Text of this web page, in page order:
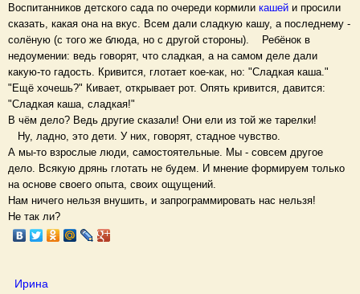
Воспитанников детского сада по очереди кормили кашей и просили
сказать, какая она на вкус. Всем дали сладкую кашу, а последнему -
солёную (с того же блюда, но с другой стороны). Ребёнок в
недоумении: ведь говорят, что сладкая, а на самом деле дали
какую-то гадость. Кривится, глотает кое-как, но: "Сладкая каша."
"Ещё хочешь?" Кивает, открывает рот. Опять кривится, давится:
"Сладкая каша, сладкая!"
В чём дело? Ведь другие сказали! Они ели из той же тарелки!
Ну, ладно, это дети. У них, говорят, стадное чувство.
А мы-то взрослые люди, самостоятельные. Мы - совсем другое
дело. Всякую дрянь глотать не будем. И мнение формируем только
на основе своего опыта, своих ощущений.
Нам ничего нельзя внушить, и запрограммировать нас нельзя!
Не так ли?
Ирина